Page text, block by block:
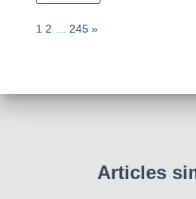
P
:
1 2 … 245 N
»
Articles